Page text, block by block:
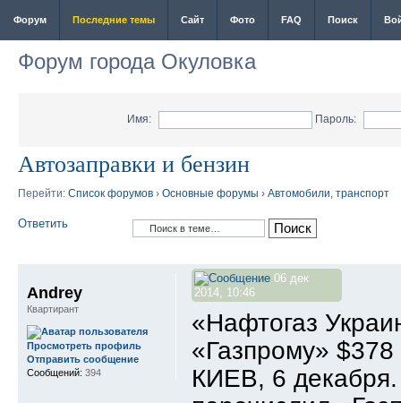
Форум Последние темы Сайт Фото FAQ Поиск
Форум города Окуловка
Имя: Пароль:
Автозаправки и бензин
Перейти: Список форумов › Основные форумы › Автомобили, транспорт
Ответить
06 дек
2014, 10:46
«Нафтогаз
«Газпрому»
КИЕВ, 6
Andrey
Квартирант
Просмотреть профиль
Отправить сообщение
Сообщений: 394